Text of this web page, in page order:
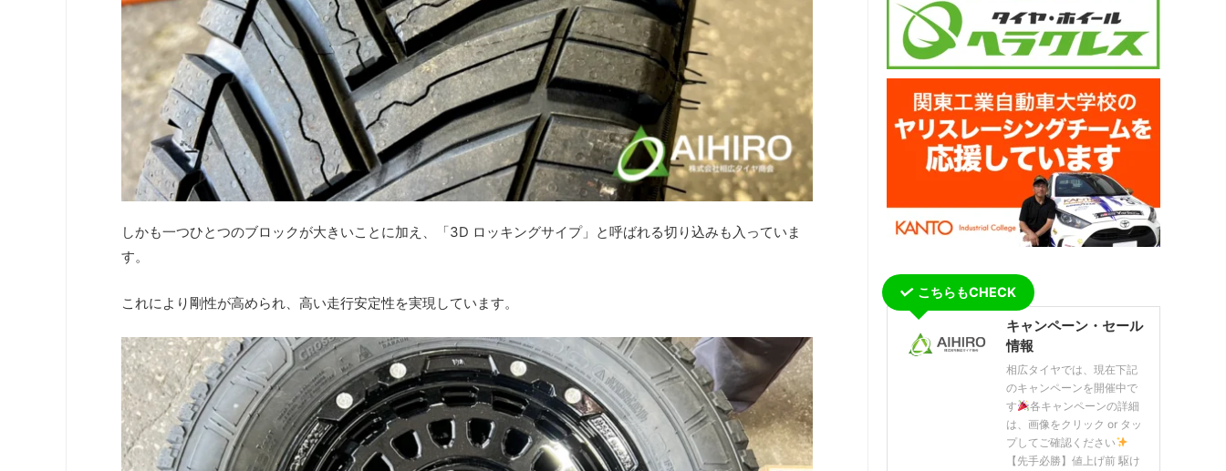
しかも一つひとつのブロックが大きいことに加え、「3D ロッキングサイプ」と呼ばれる切り込みも入っていま
す。
これにより剛性が高められ、高い走行安定性を実現しています。
こちらもCHECK
キャンペーン・セール
情報
相広タイヤでは、現在下記
のキャンペーンを開催中で
す
各キャンペーンの詳細
は、画像をクリック or タッ
プしてご確認ください
【先手必勝】値上げ前 駆け